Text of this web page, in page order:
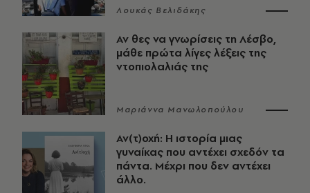
Λουκάς Βελιδάκης
Αν θες να γνωρίσεις τη Λέσβο,
μάθε πρώτα λίγες λέξεις της
ντοπιολαλιάς της
Μαριάννα Μανωλοπούλου
Αν(τ)οχή: Η ιστορία μιας
γυναίκας που αντέχει σχεδόν τα
πάντα. Μέχρι που δεν αντέχει
άλλο.